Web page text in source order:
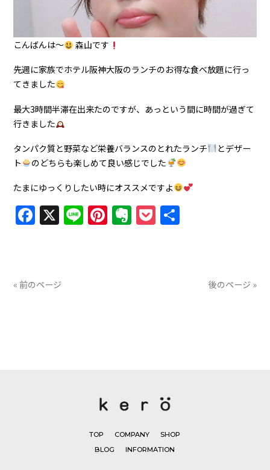
こんばんは〜 森山です
先週に家族でホテル阪神大阪のランチのお得な食べ放題に行っ
てきました
最大3時間半滞在出来たのですが、あっという間に時間が過ぎて
行きました
タンパク質と野菜など栄養バランスのとれたランチ
とデザー
ト
のどちらも楽しめて良い感じでした
たまにゆっくりしたい時にオススメですよ
Facebook
X LinePinterest
Evernote
Pocket
« 前のページ 後のページ »
TOP COMPANY
SHOP
BLOG
INFORMATION